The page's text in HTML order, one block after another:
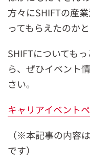
方々にSHIFTの産
ってもらえたのか
SHIFTについても
ら、ぜひイベント
さい。
キャリアイベント
（※本記事の内容
です）​